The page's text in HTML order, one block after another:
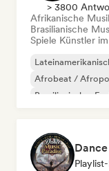
> 3800
Afrikanische
Brasilianische
Spiele Künstler
Afrobeat /
Brasilianischer